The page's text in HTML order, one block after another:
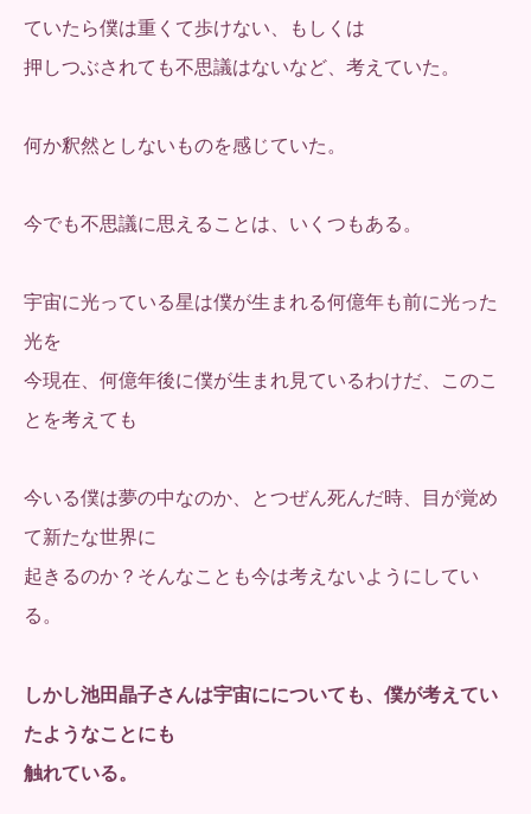
ていたら僕は重くて歩けない、もしくは
押しつぶされても不思議はないなど、考えていた。
何か釈然としないものを感じていた。
今でも不思議に思えることは、いくつもある。
宇宙に光っている星は僕が生まれる何億年も前に光った
光を
今現在、何億年後に僕が生まれ見ているわけだ、このこ
とを考えても
今いる僕は夢の中なのか、とつぜん死んだ時、目が覚め
て新たな世界に
起きるのか？そんなことも今は考えないようにしてい
る。
しかし池田晶子さんは宇宙にについても、僕が考えてい
たようなことにも
触れている。